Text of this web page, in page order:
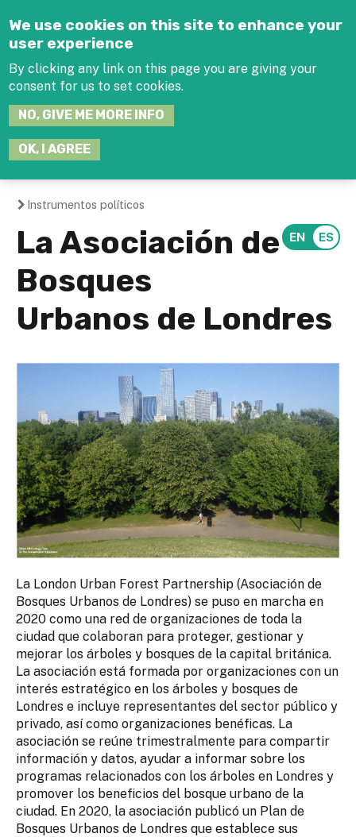
We use cookies on this site to enhance your
user experience
By clicking any link on this page you are giving your
consent for us to set cookies.
NO, GIVE ME MORE INFO
OK, I AGREE
You
are
here
Instrumentos políticos
La Asociación de
Bosques
Urbanos de Londres
La London Urban Forest Partnership (Asociación de
Bosques Urbanos de Londres) se puso en marcha en
2020 como una red de organizaciones de toda la
ciudad que colaboran para proteger, gestionar y
mejorar los árboles y bosques de la capital británica.
La asociación está formada por organizaciones con un
interés estratégico en los árboles y bosques de
Londres e incluye representantes del sector público y
privado, así como organizaciones benéficas. La
asociación se reúne trimestralmente para compartir
información y datos, ayudar a informar sobre los
programas relacionados con los árboles en Londres y
promover los beneficios del bosque urbano de la
ciudad. En 2020, la asociación publicó un Plan de
Bosques Urbanos de Londres que establece sus